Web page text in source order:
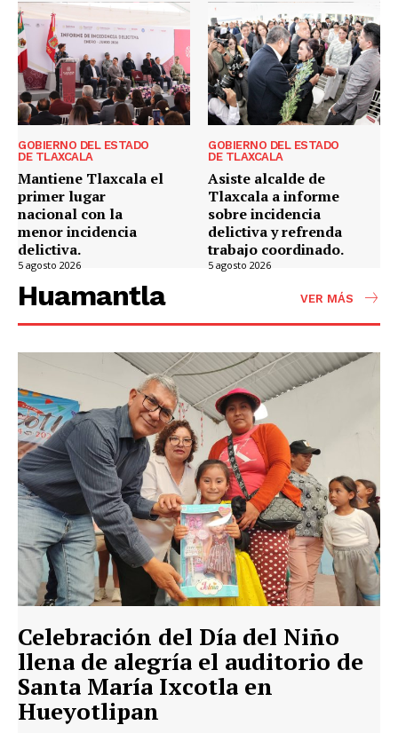
GOBIERNO DEL ESTADO
DE TLAXCALA
Mantiene Tlaxcala el
primer lugar
nacional con la
menor incidencia
delictiva.
5 agosto 2026
GOBIERNO DEL ESTADO
DE TLAXCALA
Asiste alcalde de
Tlaxcala a informe
sobre incidencia
delictiva y refrenda
trabajo coordinado.
5 agosto 2026
Huamantla VER MÁS
Celebración del Día del Niño
llena de alegría el auditorio de
Santa María Ixcotla en
Hueyotlipan